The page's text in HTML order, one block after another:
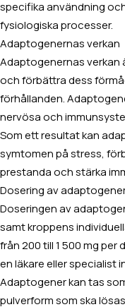
specifika användning
fysiologiska processer.
Adaptogenernas verkan
Adaptogenernas verkan
och förbättra dess
förhållanden.
nervösa och
Som ett resultat kan
symtomen på stress,
prestanda och stärka
Dosering av
Doseringen av
samt kroppens
från 200 till 1 500 mg per
en läkare eller specialist
Adaptogener kan tas
pulverform som ska